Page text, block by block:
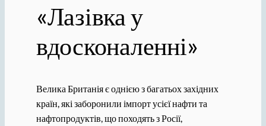
«Лазівка ​​у
вдосконаленні»
Велика Британія є однією з багатьох західних
країн, які заборонили імпорт усієї нафти та
нафтопродуктів, що походять з Росії,